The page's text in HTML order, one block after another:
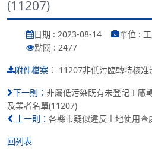
(11207)
日期 : 2023-08-14
單位 :
點閱 : 2477
附件檔案 ： 11207非低污臨轉特核
下一則： 非屬低污染既有未登記工廠
及業者名單(11207)
上一則： 各縣市疑似違反土地使用查
回列表